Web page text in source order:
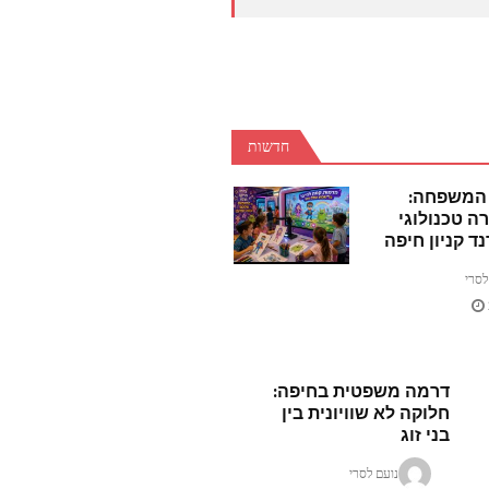
חדשות
המשפחה:
טכנולוגי
קניון חיפה
דרמה משפטית בחיפה:
חלוקה לא שוויונית בין
בני זוג
נועם לסרי